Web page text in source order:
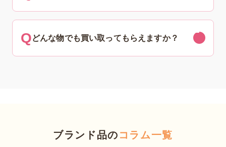
どんな物でも買い取ってもらえますか？
ブランド品の コラム一覧